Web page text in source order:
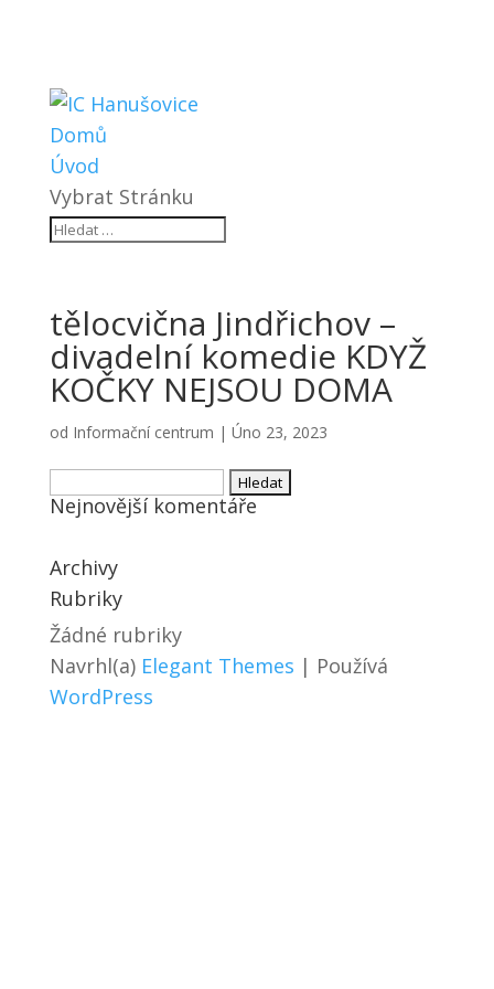
Domů
Úvod
Vybrat Stránku
tělocvična Jindřichov –
divadelní komedie KDYŽ
KOČKY NEJSOU DOMA
od Informační centrum | Úno 23, 2023
Vyhledávání
Nejnovější komentáře
Archivy
Rubriky
Žádné rubriky
Navrhl(a) Elegant Themes | Používá
WordPress